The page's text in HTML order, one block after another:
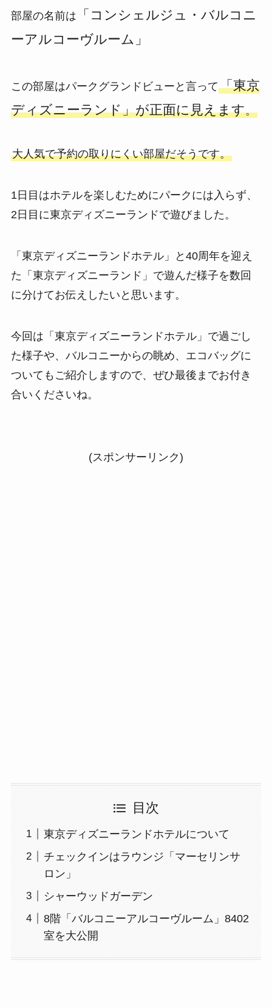
部屋の名前は
「コンシェルジュ・バルコニ
ーアルコーヴルーム」
この部屋はパークグランドビューと言って「東京
ディズニーランド」が正面に見えます。
大人気で予約の取りにくい部屋だそうです。
1日目はホテルを楽しむためにパークには入らず、
2日目に東京ディズニーランドで遊びました。
「東京ディズニーランドホテル」と40周年を迎え
た「東京ディズニーランド」で遊んだ様子を数回
に分けてお伝えしたいと思います。
今回は「東京ディズニーランドホテル」で過ごし
た様子や、バルコニーからの眺め、エコバッグに
ついてもご紹介しますので、ぜひ最後までお付き
合いくださいね。
(スポンサーリンク)
目次
東京ディズニーランドホテルについて
チェックインはラウンジ「マーセリンサ
ロン」
シャーウッドガーデン
8階「バルコニーアルコーヴルーム」8402
室を大公開